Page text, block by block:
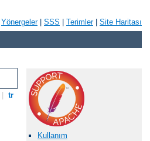
Yönergeler| SSS Terimler| Site Haritası
tr
Kullanım